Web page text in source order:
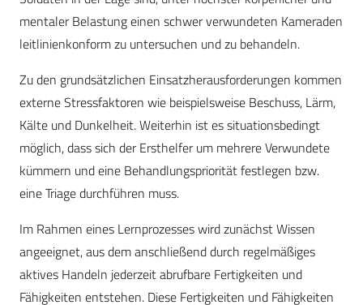
mentaler Belastung einen schwer verwundeten Kameraden
leitlinienkonform zu untersuchen und zu behandeln.
Zu den grundsätzlichen Einsatzherausforderungen kommen
externe Stressfaktoren wie beispielsweise Beschuss, Lärm,
Kälte und Dunkelheit. Weiterhin ist es situationsbedingt
möglich, dass sich der Ersthelfer um mehrere Verwundete
kümmern und eine Behandlungspriorität festlegen bzw.
eine Triage durchführen muss.
Im Rahmen eines Lernprozesses wird zunächst Wissen
angeeignet, aus dem anschließend durch regelmäßiges
aktives Handeln jederzeit abrufbare Fertigkeiten und
Fähigkeiten entstehen. Diese Fertigkeiten und Fähigkeiten